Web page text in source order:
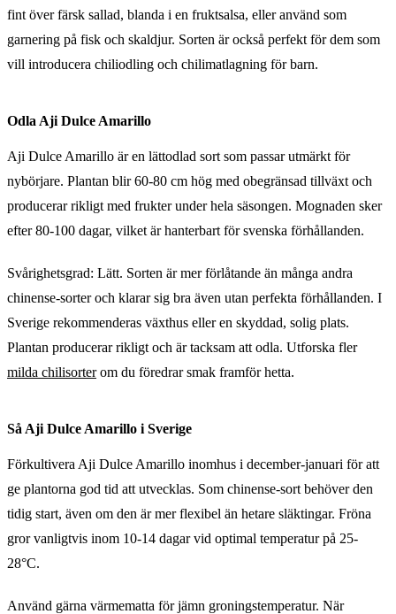
fint över färsk sallad, blanda i en fruktsalsa, eller använd som
garnering på fisk och skaldjur. Sorten är också perfekt för dem som
vill introducera chiliodling och chilimatlagning för barn.
Odla Aji Dulce Amarillo
Aji Dulce Amarillo är en lättodlad sort som passar utmärkt för
nybörjare. Plantan blir 60-80 cm hög med obegränsad tillväxt och
producerar rikligt med frukter under hela säsongen. Mognaden sker
efter 80-100 dagar, vilket är hanterbart för svenska förhållanden.
Svårighetsgrad: Lätt. Sorten är mer förlåtande än många andra
chinense-sorter och klarar sig bra även utan perfekta förhållanden. I
Sverige rekommenderas växthus eller en skyddad, solig plats.
Plantan producerar rikligt och är tacksam att odla. Utforska fler
milda chilisorterom du föredrar smak framför hetta.
Så Aji Dulce Amarillo i Sverige
Förkultivera Aji Dulce Amarillo inomhus i december-januari för att
ge plantorna god tid att utvecklas. Som chinense-sort behöver den
tidig start, även om den är mer flexibel än hetare släktingar. Fröna
gror vanligtvis inom 10-14 dagar vid optimal temperatur på 25-
28°C.
Använd gärna värmematta för jämn groningstemperatur. När